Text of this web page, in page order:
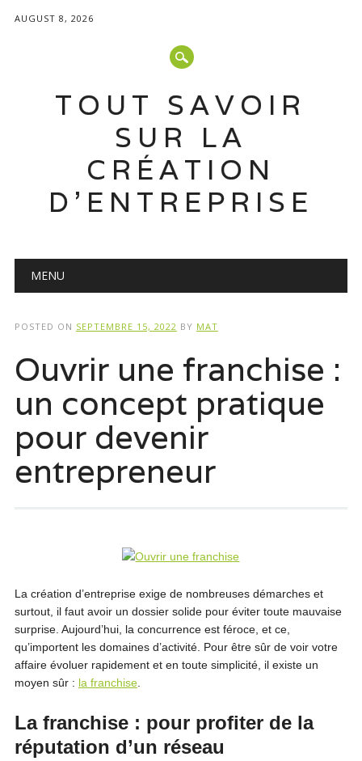
AUGUST 8, 2026
TOUT SAVOIR
SUR LA
CRÉATION
D'ENTREPRISE
Main menu
MENU
POSTED ON SEPTEMBRE 15, 2022 BY MAT
Ouvrir une franchise :
un concept pratique
pour devenir
entrepreneur
La création d’entreprise exige de nombreuses démarches et
surtout, il faut avoir un dossier solide pour éviter toute mauvaise
surprise. Aujourd’hui, la concurrence est féroce, et ce,
qu’importent les domaines d’activité. Pour être sûr de voir votre
affaire évoluer rapidement et en toute simplicité, il existe un
moyen sûr : la franchise.
La franchise : pour profiter de la
réputation d’un réseau